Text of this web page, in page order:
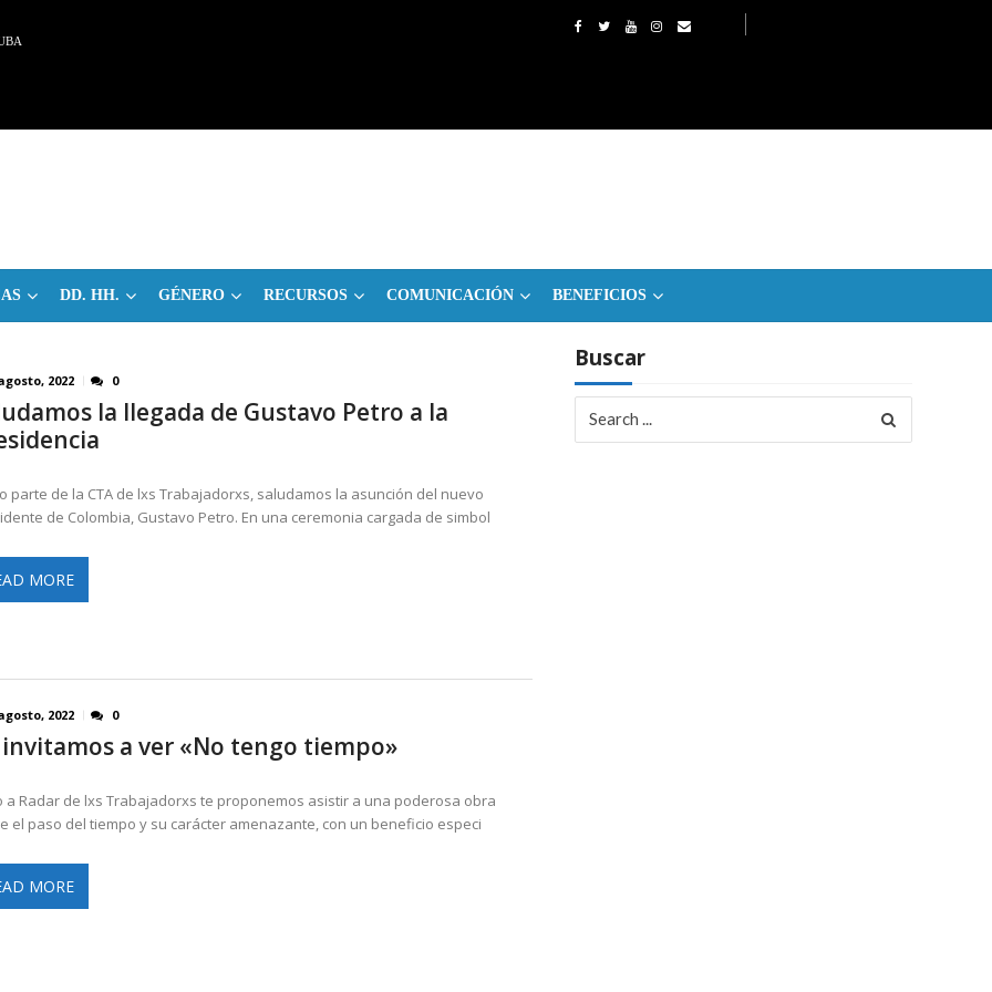
DD. HH. GÉNERO RECURSOS COMUNICACIÓN BENEFICIOS
2022 0
la llegada de Gustavo Petro a la
parte de la CTA de lxs Trabajadorxs, saludamos la asunción del nuevo
de Colombia, Gustavo Petro. En una ceremonia cargada de simbol
MORE
2022 0
invitamos a ver «No tengo tiempo»
a Radar de lxs Trabajadorxs te proponemos asistir a una poderosa obra
el paso del tiempo y su carácter amenazante, con un beneficio especi
MORE
Buscar
for: